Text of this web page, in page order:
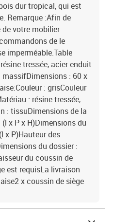
dur tropical, qui est
Remarque :Afin de
de votre mobilier
de le
imperméable.Table
tressée, acier enduit
: 60 x
: grisCouleur
: résine tressée,
: tissuDimensions de la
x P x H)Dimensions du
x P)Hauteur des
du dossier :
du coussin de
est requisLa livraison
x coussin de siège